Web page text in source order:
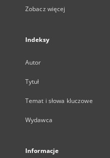
Zobacz więcej
Indeksy
Autor
Tytuł
Temat i słowa kluczowe
Wydawca
Informacje